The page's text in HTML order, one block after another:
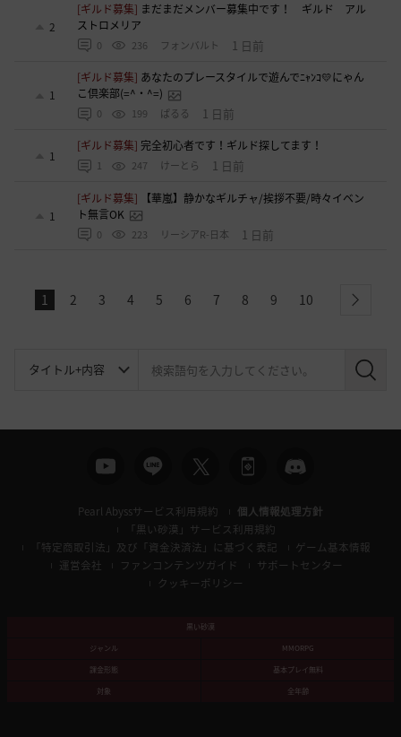
2
[ギルド募集] まだまだメンバー募集中です！ ギルド アル
ストロメリア
0 236 フォンバルト 1 日前
1
[ギルド募集] あなたのプレースタイルで遊んでﾆｬﾝｺ💛にゃん
こ倶楽部(=^・^=)
0 199 ぱるる 1 日前
1
[ギルド募集] 完全初心者です！ギルド探してます！
1 247 けーとら 1 日前
1
[ギルド募集]
【華嵐】静かなギルチャ/挨拶不要/時々イベン
ト無言OK
0 223 リーシアR-日本 1 日前
1 2 3 4 5 6 7 8 9 10 next
検
Pearl Abyssサービス利用規約
個人情報処理方針
「黒い砂漠」サービス利用規約
「特定商取引法」及び「資金決済法」に基づく表記
ゲーム基本情報
運営会社
ファンコンテンツガイド
サポートセンター
クッキーポリシー
黒い砂漠
ジャンル
MMORPG
課金形態
基本プレイ無料
対象
全年齢